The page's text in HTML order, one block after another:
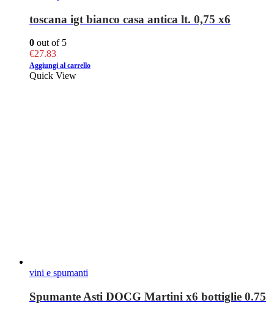
toscana igt bianco casa antica lt. 0,75 x6
0 out of 5
€27.83
Aggiungi al carrello
Quick View
vini e spumanti
Spumante Asti DOCG Martini x6 bottiglie 0.75